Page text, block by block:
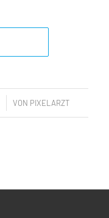
VON PIXELARZT